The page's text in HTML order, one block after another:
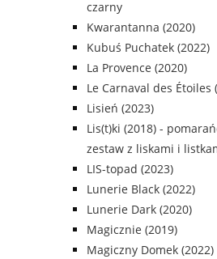
czarny
Kwarantanna (2020)
Kubuś Puchatek (2022)
La Provence (2020)
Le Carnaval des Étoiles
Lisień (2023)
Lis(t)ki (2018) -
zestaw z liskami i
LIS-topad (2023)
Lunerie Black (2022)
Lunerie Dark (2020)
Magicznie (2019)
Magiczny Domek (2022)